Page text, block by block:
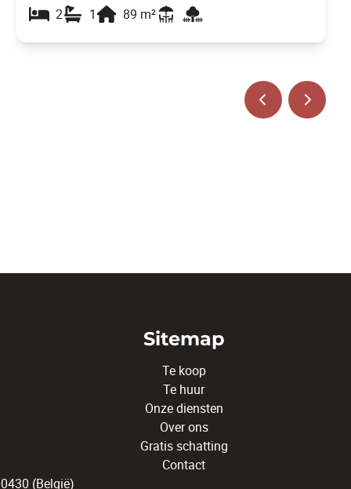
2 1 89 m²
Sitemap
Te koop
Te huur
Onze diensten
Over ons
Gratis schatting
Contact
(België)